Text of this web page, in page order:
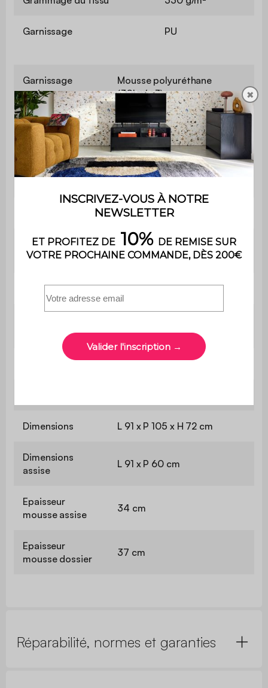
Garnissage PU
Garnissage
assise
Mousse polyuréthane
(30kg/m3)
Garnissage
dossier
Mousse polyuréthane
(30kg/m3)
Poids max.
110 kg par place
Intérieur
Usage
Usage domestique
uniquement
Garantie 2 ans
livré compressé
11,4 kg
Dimensions L 91 x P 105 x H 72 cm
Dimensions
assise
L 91 x P 60 cm
Epaisseur
mousse assise
34 cm
Epaisseur
mousse dossier
37 cm
Réparabilité, normes et garanties
✖